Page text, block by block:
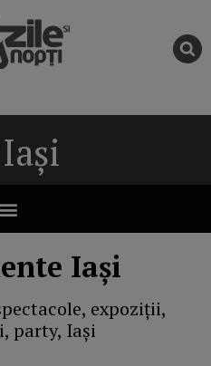
Iași
Iași
expoziții,
party, Iași